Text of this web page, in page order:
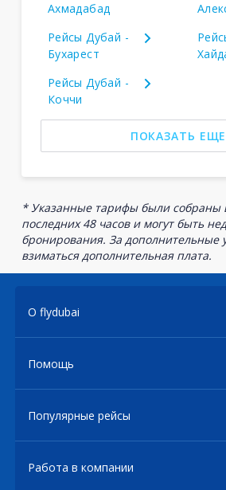
Ахмадабад
Рейсы Дубай -
Бухарест
Рейсы Дубай -
Коччи
ПОКАЗАТЬ ЕЩЕ
* Указанные тарифы были собраны
последних 48 часов и могут быть
бронирования. За дополнительные
взиматься дополнительная плата.
О flydubai
Помощь
Популярные рейсы
Работа в компании